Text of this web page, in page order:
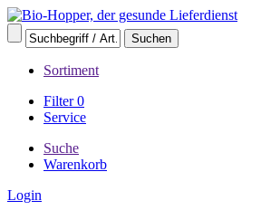
Sortiment
Filter0
Service
Suche
Warenkorb
Login